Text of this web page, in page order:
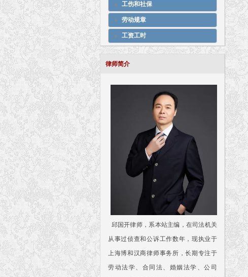
工伤和社保
劳动规章
工资工时
律师简介
邱国开律师，系本站主编，在司法机关
从事过侦查和公诉工作数年，现执业于
上海博和汉商律师事务所，长期专注于
劳动法学、合同法、婚姻法学、公司